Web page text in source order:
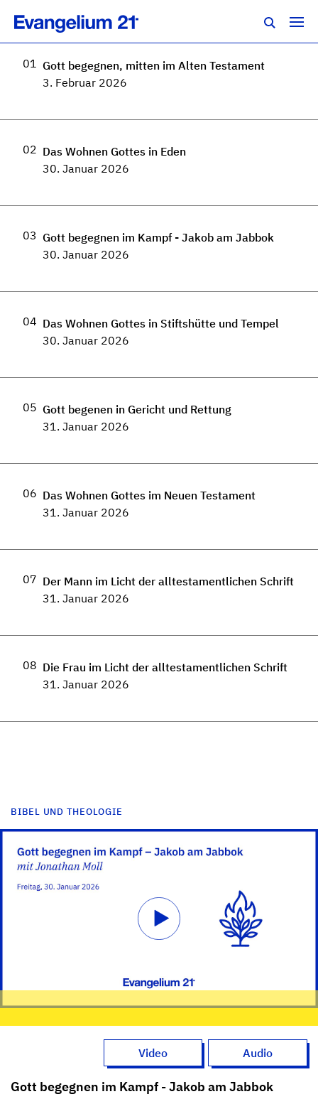
Regionalkonferenz Schweiz 2026
01 Gott begegnen, mitten im Alten Testament
3. Februar 2026
02 Das Wohnen Gottes in Eden
30. Januar 2026
03 Gott begegnen im Kampf - Jakob am Jabbok
30. Januar 2026
04 Das Wohnen Gottes in Stiftshütte und Tempel
30. Januar 2026
05 Gott begenen in Gericht und Rettung
31. Januar 2026
06 Das Wohnen Gottes im Neuen Testament
31. Januar 2026
07 Der Mann im Licht der alltestamentlichen Schrift
31. Januar 2026
08 Die Frau im Licht der alltestamentlichen Schrift
31. Januar 2026
BIBEL UND THEOLOGIE
Video Audio
Gott begegnen im Kampf - Jakob am Jabbok